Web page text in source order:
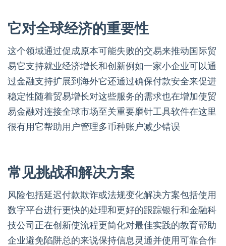
它对全球经济的重要性
这个领域通过促成原本可能失败的交易来推动国际贸
易它支持就业经济增长和创新例如一家小企业可以通
过金融支持扩展到海外它还通过确保付款安全来促进
稳定性随着贸易增长对这些服务的需求也在增加使贸
易金融对连接全球市场至关重要磨针工具软件在这里
很有用它帮助用户管理多币种账户减少错误
常见挑战和解决方案
风险包括延迟付款欺诈或法规变化解决方案包括使用
数字平台进行更快的处理和更好的跟踪银行和金融科
技公司正在创新使流程更简化对最佳实践的教育帮助
企业避免陷阱总的来说保持信息灵通并使用可靠合作